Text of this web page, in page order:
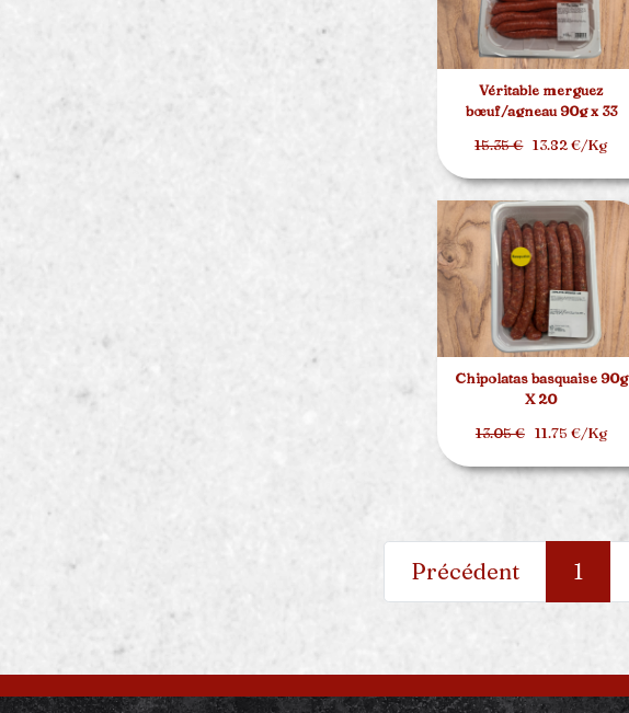
Véritable merguez
bœuf/agneau 90g x 33
15.35 €13.82 €/Kg
Chipolatas basquaise 90g
X 20
13.05 €11.75 €/Kg
Précédent 1